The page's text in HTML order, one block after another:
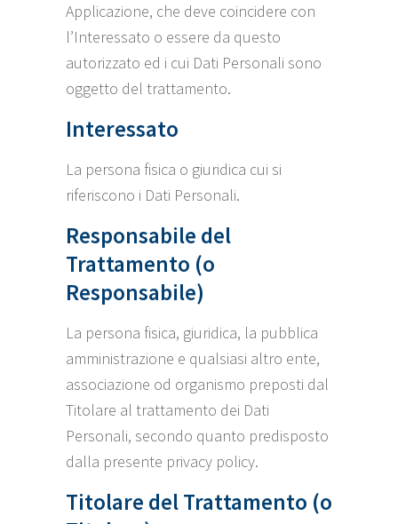
Applicazione, che deve coincidere con
l’Interessato o essere da questo
autorizzato ed i cui Dati Personali sono
oggetto del trattamento.
Interessato
La persona fisica o giuridica cui si
riferiscono i Dati Personali.
Responsabile del
Trattamento (o
Responsabile)
La persona fisica, giuridica, la pubblica
amministrazione e qualsiasi altro ente,
associazione od organismo preposti dal
Titolare al trattamento dei Dati
Personali, secondo quanto predisposto
dalla presente privacy policy.
Titolare del Trattamento (o